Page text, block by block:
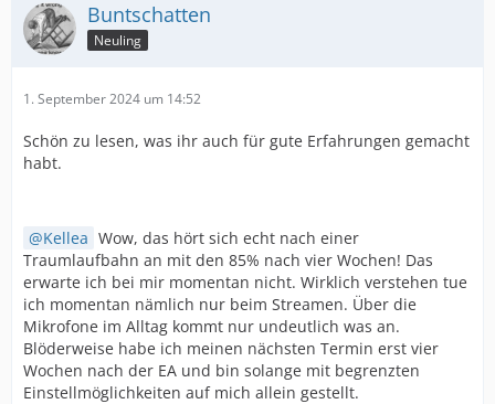
Buntschatten
Neuling
1. September 2024 um 14:52
Schön zu lesen, was ihr auch für gute Erfahrungen gemacht
habt.
Kellea Wow, das hört sich echt nach einer
Traumlaufbahn an mit den 85% nach vier Wochen! Das
erwarte ich bei mir momentan nicht. Wirklich verstehen tue
ich momentan nämlich nur beim Streamen. Über die
Mikrofone im Alltag kommt nur undeutlich was an.
Blöderweise habe ich meinen nächsten Termin erst vier
Wochen nach der EA und bin solange mit begrenzten
Einstellmöglichkeiten auf mich allein gestellt.